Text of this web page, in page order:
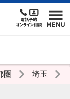
圏 埼玉